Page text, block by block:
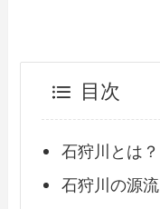
目次
石狩川とは？
石狩川の源流